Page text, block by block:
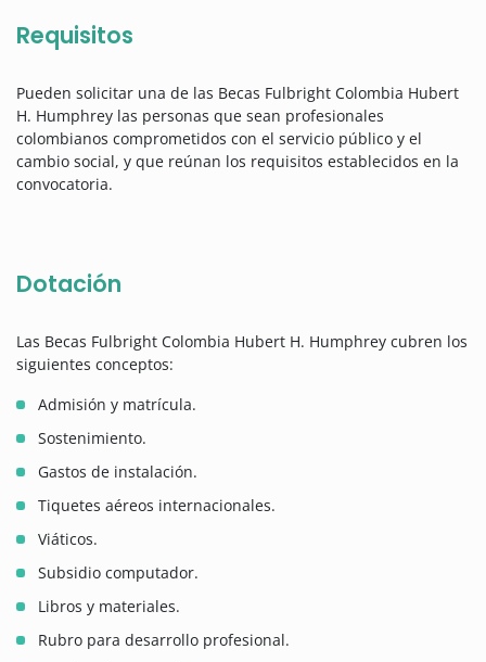
Requisitos
Pueden solicitar una de las Becas Fulbright Colombia Hubert
H. Humphrey las personas que sean profesionales
colombianos comprometidos con el servicio público y el
cambio social, y que reúnan los requisitos establecidos en la
convocatoria.
Dotación
Las Becas Fulbright Colombia Hubert H. Humphrey cubren los
siguientes conceptos:
Admisión y matrícula.
Sostenimiento.
Gastos de instalación.
Tiquetes aéreos internacionales.
Viáticos.
Subsidio computador.
Libros y materiales.
Rubro para desarrollo profesional.